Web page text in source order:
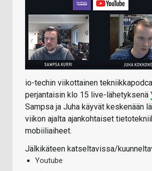
io-techin viikottainen
perjantaisin klo 15 live-lähetyksenä
Sampsa ja Juha käyvät keskenään
viikon ajalta ajankohtaiset
mobiiliaiheet.
Jälkikäteen katseltavissa/
Youtube